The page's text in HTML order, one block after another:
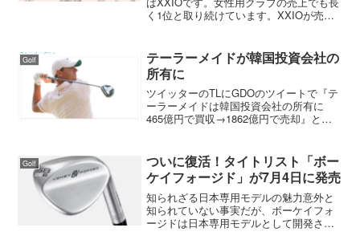
く1位と取り続けています。XXIOが売れ
です。しかし、世代が変わり徐々に他メ
ーカーのクラ...
Golf
テーラーメイドが韓国投資会社の
所有に
ツイッターのTLにGDOのツイートで『テ
ーラーメイドは韓国投資会社の所有に
465億円で買収→1862億円で売却』とあ
ニューヨークを拠点とする投資会社
「KPSキャピタル...
Golf
ついに復活！タイトリスト「ボー
ケイフォージド」が7月4日に発売
知られざる日本専用モデルの魅力意外と
知られていない事実だが、ボーケイフォ
ージドは日本専用モデルとして開発され